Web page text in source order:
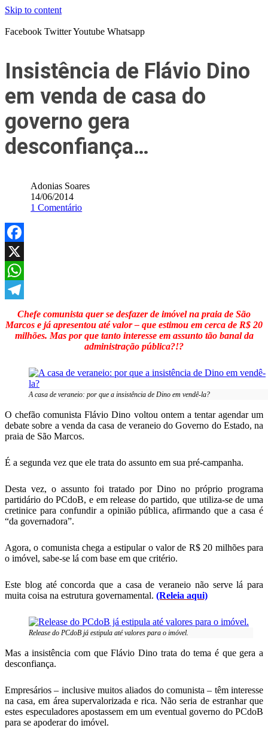
Skip to content
Facebook TwitterYoutube Whatsapp
Insistência de Flávio Dino
em venda de casa do
governo gera
desconfiança…
Adonias Soares
14/06/2014
1 Comentário
Facebook
X
WhatsApp
Telegram
Chefe comunista quer se desfazer de imóvel na praia de São
Marcos e já apresentou até valor – que estimou em cerca de R$ 20
milhões. Mas por que tanto interesse em assunto tão banal da
administração pública?!?
A casa de veraneio: por que a insistência de Dino em vendê-la?
O chefão comunista Flávio Dino voltou ontem a tentar agendar um
debate sobre a venda da casa de veraneio do Governo do Estado, na
praia de São Marcos.
É a segunda vez que ele trata do assunto em sua pré-campanha.
Desta vez, o assunto foi tratado por Dino no próprio programa
partidário do PCdoB, e em release do partido, que utiliza-se de uma
cretinice para confundir a opinião pública, afirmando que a casa é
“da governadora”.
Agora, o comunista chega a estipular o valor de R$ 20 milhões para
o imóvel, sabe-se lá com base em que critério.
Este blog até concorda que a casa de veraneio não serve lá para
muita coisa na estrutura governamental. (Releia aqui)
Release do PCdoB já estipula até valores para o imóvel.
Mas a insistência com que Flávio Dino trata do tema é que gera a
desconfiança.
Empresários – inclusive muitos aliados do comunista – têm interesse
na casa, em área supervalorizada e rica. Não seria de estranhar que
estes especuladores apostassem em um eventual governo do PCdoB
para se apoderar do imóvel.